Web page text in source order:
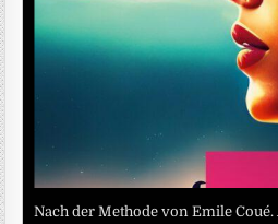
Nach der Methode von Emile